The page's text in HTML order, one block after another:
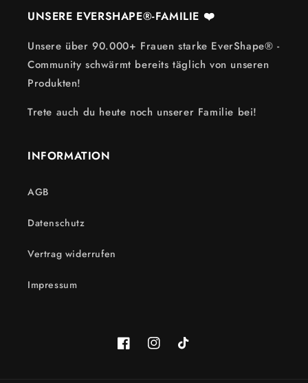
UNSERE EVERSHAPE®️-FAMILIE ❤️
Unsere über 90.000+ Frauen starke EverShape®️ -
Community schwärmt bereits täglich von unseren
Produkten!
Trete auch du heute noch unserer Familie bei!
INFORMATION
AGB
Datenschutz
Vertrag widerrufen
Impressum
FacebookInstagramTikTok